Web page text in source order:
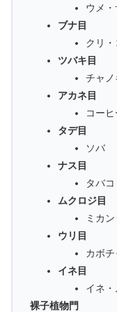
ウメ・
ブナ目
クリ
ツバキ目
チャノ
アカネ目
コーヒ
タデ目
ソバ
ナス目
タバコ
ムクロジ目
ミカ
ウリ目
カボチ
イネ目
イネ
裸子植物門